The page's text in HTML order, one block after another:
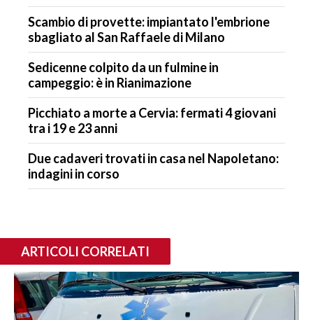
Scambio di provette: impiantato l'embrione
sbagliato al San Raffaele di Milano
Sedicenne colpito da un fulmine in
campeggio: è in Rianimazione
Picchiato a morte a Cervia: fermati 4 giovani
tra i 19 e 23 anni
Due cadaveri trovati in casa nel Napoletano:
indagini in corso
ARTICOLI CORRELATI